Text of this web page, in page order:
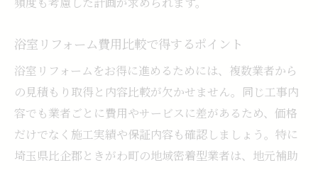
浴室リフォーム費用比較で得するポイント
浴室リフォームをお得に進めるためには、複数業者から
の見積もり取得と内容比較が欠かせません。同じ工事内
容でも業者ごとに費用やサービスに差があるため、価格
だけでなく施工実績や保証内容も確認しましょう。特に
埼玉県比企郡ときがわ町の地域密着型業者は、地元補助